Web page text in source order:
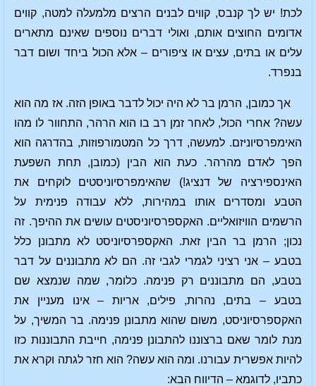
לכת! יש לך קנבס, קווים לבנים הרצים מלמעלה למטה, קווים
אדומים החוצים אותם, ואולי דברים נוספים שאינם מתארים
עלים או בתים, עצים או ציפורים – אלא הכול ביחד ושום דבר
בנפרד.
אך כמובן, הרמן בר לא היה יכול לדבר באופן הזה. אז מה הוא
עשה? אחרי הכול, לאחר זמן רב בו הוא הרהר, התחוור לו מהו
האימפרסיוניזם. למעשה, דרך כל המטמורפוזות, בהדרגה הוא
הפך לאדם מהרהר. כעת הוא הבין (כמובן, תחת השפעת
האינספירציה של דנציג!) שהאימפרסיוניסטים לוקחים את
הטבע ומסדרים אותו במהירות, ללא עבודה פנימית על
הרשמים הוויזואליים. האקספרסיוניסטים עושים את ההיפך. זה
נכון; הרמן בר הבין זאת. האקספרסיוניסט לא מתבונן כלל
בטבע – אני רציני לגמרי לגבי זה. הם לא מתבוננים על דבר
בטבע, הם מתבוננים רק פנימה. כלומר, שמה שנמצא שם
בטבע – בתים, נהרות, פילים, אריות – אינו מעניין את
האקספרסיוניסט, משום שהוא מתבונן פנימה. בר המשיך, על
מנת לומר שאם ברצוננו להתבונן פנימה, חייבת התבוננות כזו
להיות אפשרית עבורנו. ומה הוא עשה? הוא חזר לגתה וקרא את
כתביו, לדוגמא – הדיווח הבא: